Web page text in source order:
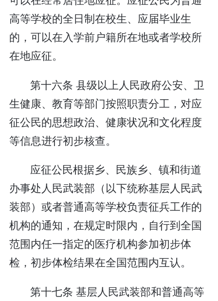
高等学校的全日制在校生、应届毕业生
的，可以在入学前户籍所在地或者学校所
在地应征。
第十六条 县级以上人民政府公安、卫
生健康、教育等部门按照职责分工，对应
征公民的思想政治、健康状况和文化程度
等信息进行初步核查。
应征公民根据乡、民族乡、镇和街道
办事处人民武装部（以下统称基层人民武
装部）或者普通高等学校负责征兵工作的
机构的通知，在规定时限内，自行到全国
范围内任一指定的医疗机构参加初步体
检，初步体检结果在全国范围内互认。
第十七条 基层人民武装部和普通高等